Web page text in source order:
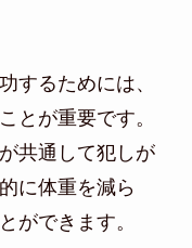
するためには、
とが重要です。
共通して犯しが
に体重を減ら
ができます。